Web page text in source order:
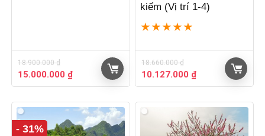
18.900.000₫
Giá
gốc
18.900.000 ₫.
15.000.000 ₫Giá
hiện
là:
15.000.000 ₫.
kiếm (Vị trí 1-4)
★ ★ ★ ★ ★
18.660.000₫
Giá
gốc
18.660.000 ₫.
10.127.000 ₫Giá
hiện
là:
10.127.000 ₫.
- 31%